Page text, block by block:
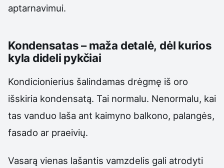
aptarnavimui.
Kondensatas – maža detalė, dėl kurios
kyla dideli pykčiai
Kondicionierius šalindamas drėgmę iš oro
išskiria kondensatą. Tai normalu. Nenormalu, kai
tas vanduo laša ant kaimyno balkono, palangės,
fasado ar praeivių.
Vasarą vienas lašantis vamzdelis gali atrodyti